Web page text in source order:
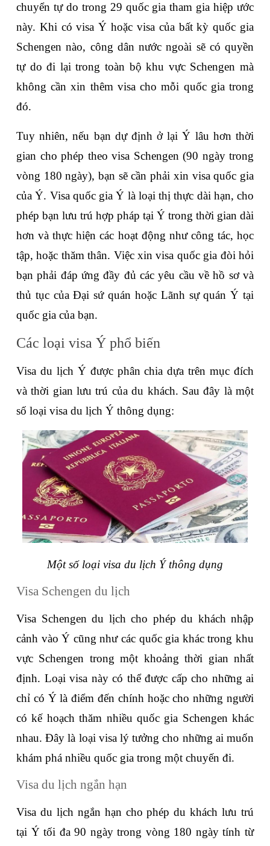
chuyển tự do trong 29 quốc gia tham gia hiệp ước
này. Khi có visa Ý hoặc visa của bất kỳ quốc gia
Schengen nào, công dân nước ngoài sẽ có quyền
tự do đi lại trong toàn bộ khu vực Schengen mà
không cần xin thêm visa cho mỗi quốc gia trong
đó.
Tuy nhiên, nếu bạn dự định ở lại Ý lâu hơn thời
gian cho phép theo visa Schengen (90 ngày trong
vòng 180 ngày), bạn sẽ cần phải xin visa quốc gia
của Ý. Visa quốc gia Ý là loại thị thực dài hạn, cho
phép bạn lưu trú hợp pháp tại Ý trong thời gian dài
hơn và thực hiện các hoạt động như công tác, học
tập, hoặc thăm thân. Việc xin visa quốc gia đòi hỏi
bạn phải đáp ứng đầy đủ các yêu cầu về hồ sơ và
thủ tục của Đại sứ quán hoặc Lãnh sự quán Ý tại
quốc gia của bạn.
Các loại visa Ý phổ biến
Visa du lịch Ý được phân chia dựa trên mục đích
và thời gian lưu trú của du khách. Sau đây là một
số loại visa du lịch Ý thông dụng:
Một số loại visa du lịch Ý thông dụng
Visa Schengen du lịch
Visa Schengen du lịch cho phép du khách nhập
cảnh vào Ý cũng như các quốc gia khác trong khu
vực Schengen trong một khoảng thời gian nhất
định. Loại visa này có thể được cấp cho những ai
chỉ có Ý là điểm đến chính hoặc cho những người
có kế hoạch thăm nhiều quốc gia Schengen khác
nhau. Đây là loại visa lý tưởng cho những ai muốn
khám phá nhiều quốc gia trong một chuyến đi.
Visa du lịch ngắn hạn
Visa du lịch ngắn hạn cho phép du khách lưu trú
tại Ý tối đa 90 ngày trong vòng 180 ngày tính từ